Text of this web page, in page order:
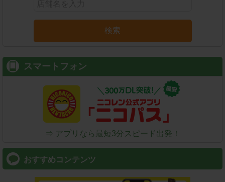
検索
スマートフォン
⇒ アプリなら最短3分スピード出発！
おすすめコンテンツ